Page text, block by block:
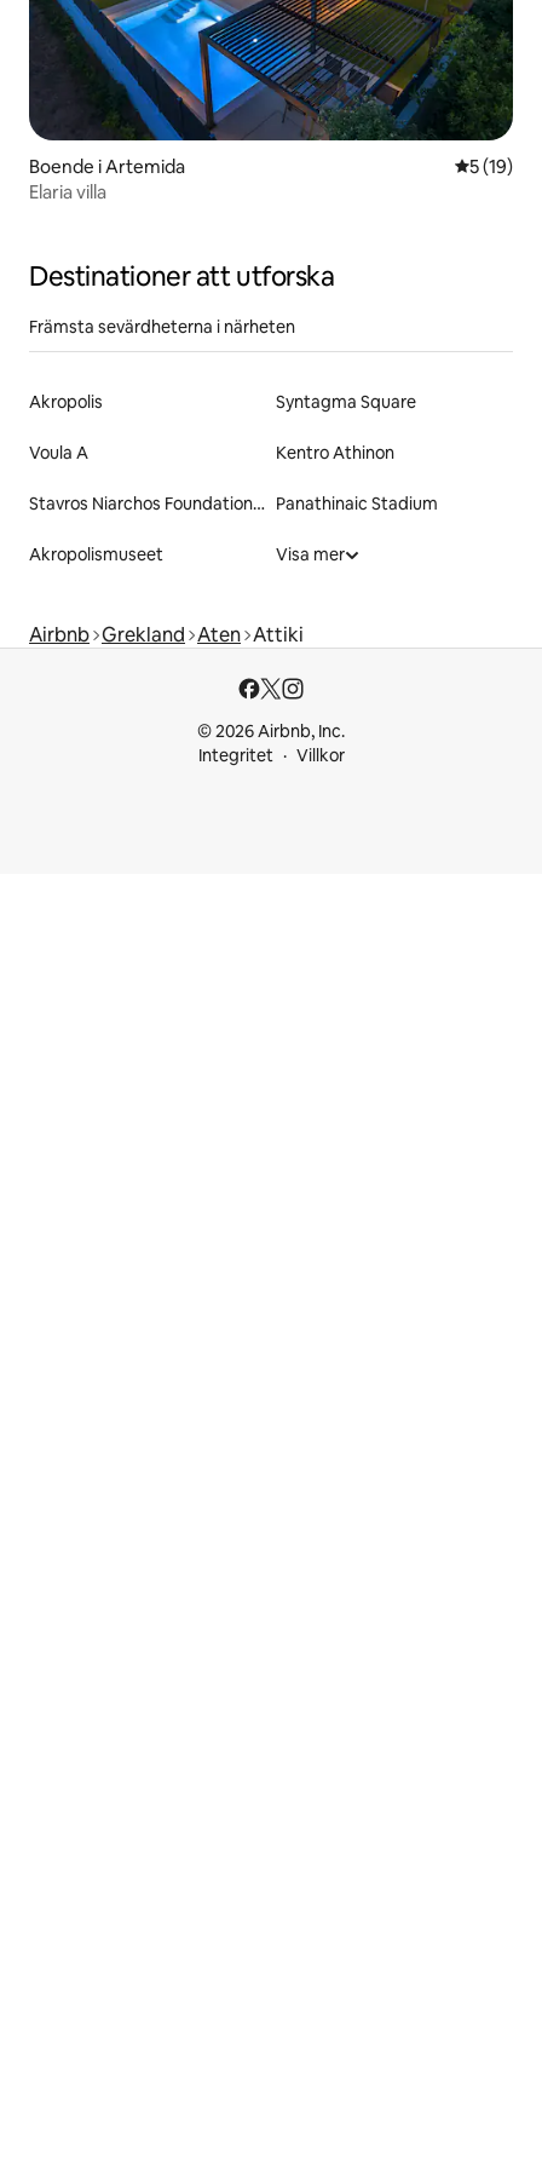
Boende i Artemida 5 av 5 i
5 (19)
Εlaria villa
Destinationer att utforska
Främsta sevärdheterna i närheten
Akropolis Syntagma Square
Voula A Kentro Athinon
Stavros Niarchos Foundation Cultural Center Panathinaic Stadium
Akropolismuseet Visa mer
Airbnb Grekland Aten Attiki
© 2026 Airbnb, Inc.
Integritet
Villkor